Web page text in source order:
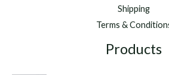
Shipping
Terms &
Products